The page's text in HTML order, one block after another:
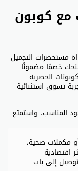
كوبون
مستحضرات التجميل
خصمًا مضمونًا
الحصرية
تسوق استثنائية
المناسب، واستمتع
مكملات صحية،
اقتصادية
إلى باب